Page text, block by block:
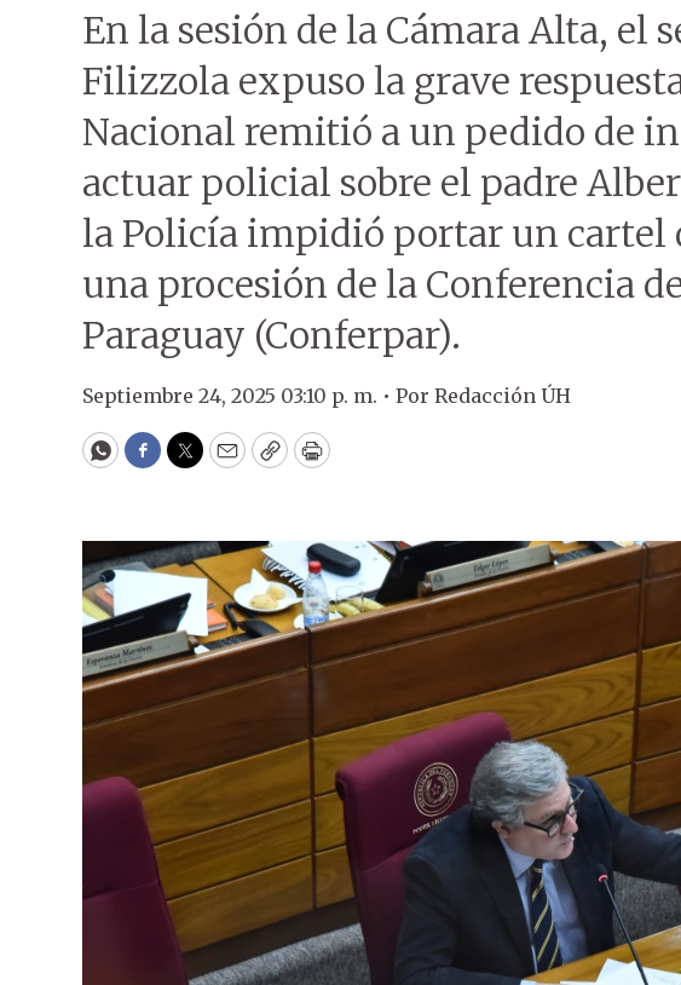
En la sesión de la Cámara Alta, el
Filizzola expuso la grave
Nacional remitió a un pedido de
actuar policial sobre el padre
la Policía impidió portar un cartel
una procesión de la Conferencia
Paraguay (Conferpar).
Septiembre 24, 2025 03:10 p. m. • Por Redacción ÚH
WhatsApp
Facebook
Twitter
EmailCopyPrint